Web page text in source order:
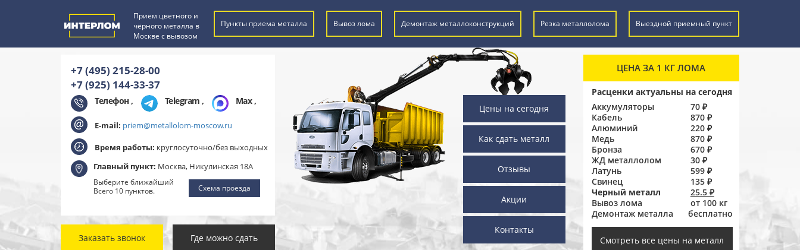
Прием цветного и
чёрного металла в
Москве с вывозом
Пункты приема металла Вывоз лома Демонтаж металлоконструкций Резка металлолома Выездной приемный пункт
+7 (495) 215-28-00
+7 (925) 144-33-37
Телефон , Telegram , Max,
E-mail: priem@metallolom-moscow.ru
Время работы: круглосуточно/без выходных
Главный пункт: Москва, Никулинская 18А
Выберите ближайший
Всего 10 пунктов.
Схема проезда
Заказать звонок Где можно сдать
ЦЕНА ЗА 1 КГ ЛОМА
Расценки актуальны на сегодня
Аккумуляторы
70 ₽
Кабель
870 ₽
Алюминий
220 ₽
Медь
870 ₽
Бронза
670 ₽
ЖД металлолом
30 ₽
Латунь
599 ₽
Свинец
135 ₽
Черный металл
25.5 ₽
Вывоз лома
от 100 кг
Демонтаж металла
бесплатно
Смотреть все цены на металл
Цены на сегодня
Как сдать металл
Отзывы
Акции
Контакты